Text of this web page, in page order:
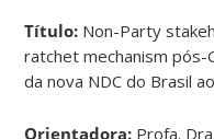
Título: Non-Party
ratchet mechanism pós-
da nova NDC do Brasil
Orientadora: Profa.